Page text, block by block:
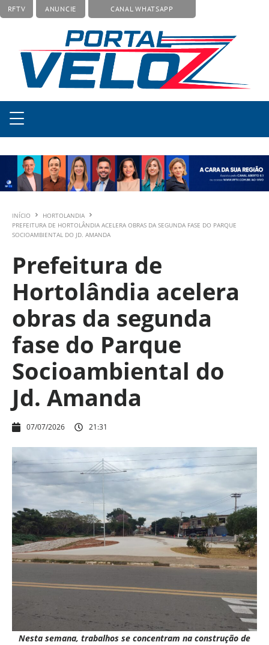
RFTV ANUNCIE CANAL WHATSAPP
INÍCIO
HORTOLANDIA
PREFEITURA DE HORTOLÂNDIA ACELERA OBRAS DA SEGUNDA FASE DO PARQUE
SOCIOAMBIENTAL DO JD. AMANDA
Prefeitura de
Hortolândia acelera
obras da segunda
fase do Parque
Socioambiental do
Jd. Amanda
07/07/2026 21:31
Nesta semana, trabalhos se concentram na construção de